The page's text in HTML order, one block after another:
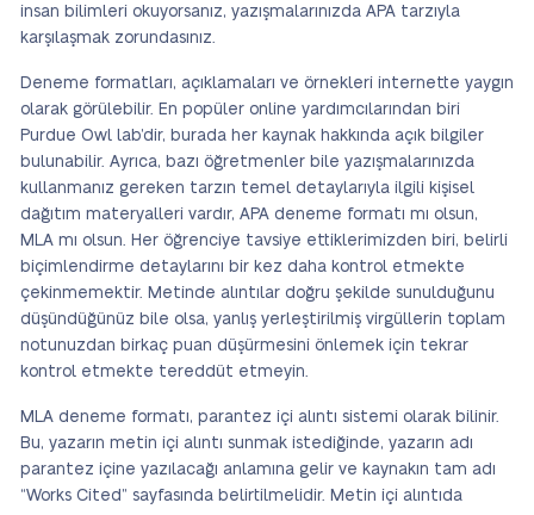
insan bilimleri okuyorsanız, yazışmalarınızda APA tarzıyla
karşılaşmak zorundasınız.
Deneme formatları, açıklamaları ve örnekleri internette yaygın
olarak görülebilir. En popüler online yardımcılarından biri
Purdue Owl lab’dir, burada her kaynak hakkında açık bilgiler
bulunabilir. Ayrıca, bazı öğretmenler bile yazışmalarınızda
kullanmanız gereken tarzın temel detaylarıyla ilgili kişisel
dağıtım materyalleri vardır, APA deneme formatı mı olsun,
MLA mı olsun. Her öğrenciye tavsiye ettiklerimizden biri, belirli
biçimlendirme detaylarını bir kez daha kontrol etmekte
çekinmemektir. Metinde alıntılar doğru şekilde sunulduğunu
düşündüğünüz bile olsa, yanlış yerleştirilmiş virgüllerin toplam
notunuzdan birkaç puan düşürmesini önlemek için tekrar
kontrol etmekte tereddüt etmeyin.
MLA deneme formatı, parantez içi alıntı sistemi olarak bilinir.
Bu, yazarın metin içi alıntı sunmak istediğinde, yazarın adı
parantez içine yazılacağı anlamına gelir ve kaynakın tam adı
“Works Cited” sayfasında belirtilmelidir. Metin içi alıntıda